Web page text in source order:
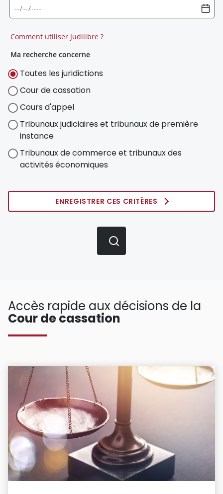
Comment utiliser Judilibre ?
Ma recherche concerne
Toutes les juridictions
Cour de cassation
Cours d'appel
Tribunaux judiciaires et tribunaux de première
instance
Tribunaux de commerce et tribunaux des
activités économiques
ENREGISTRER CES CRITÈRES
Accès rapide aux décisions de la
Cour de cassation